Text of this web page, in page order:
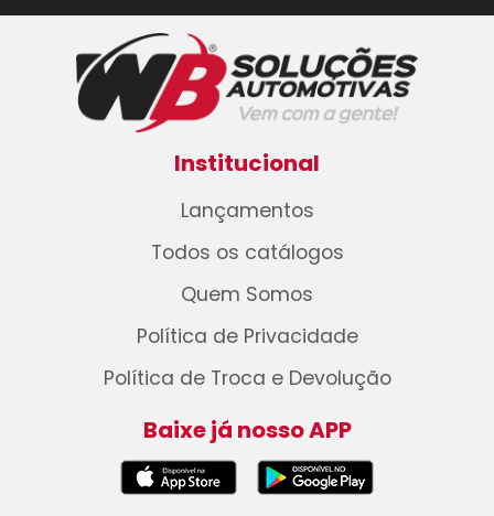
Institucional
Lançamentos
Todos os catálogos
Quem Somos
Política de Privacidade
Política de Troca e Devolução
Baixe já nosso APP